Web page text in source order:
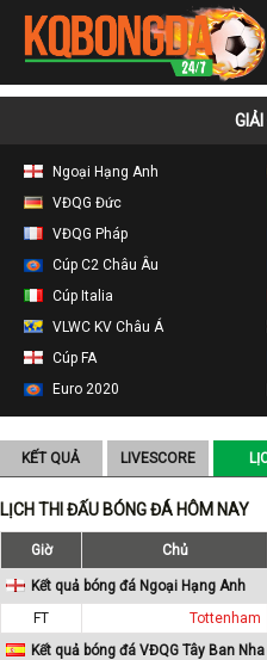
Ngoại Hạng Anh
VĐQG Đức
VĐQG Pháp
Cúp C2 Châu Âu
Cúp Italia
VLWC KV Châu Á
Cúp FA
Euro 2020
KẾT QUẢ LIVESCORE
LỊCH THI ĐẤU BÓNG ĐÁ HÔM NAY
Giờ Chủ
Kết quả bóng đá Ngoại Hạng Anh
FT
Tottenham
Kết quả bóng đá VĐQG Tây Ban Nha